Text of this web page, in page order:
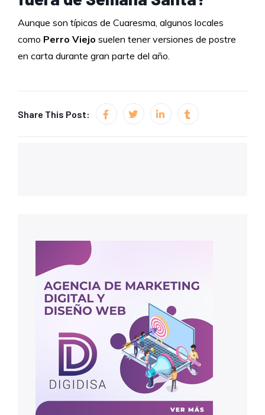
Aunque son típicas de Cuaresma, algunos locales
como Perro Viejo suelen tener versiones de postre
en carta durante gran parte del año.
Share This Post: